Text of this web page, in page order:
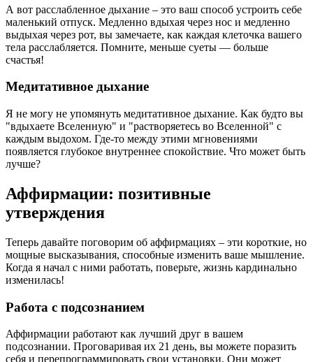
А вот расслабленное дыхание – это ваш способ устроить себе
маленький отпуск. Медленно вдыхая через нос и медленно
выдыхая через рот, вы замечаете, как каждая клеточка вашего
тела расслабляется. Помните, меньше суеты — больше
счастья!
Медитативное дыхание
Я не могу не упомянуть медитативное дыхание. Как будто вы
"вдыхаете Вселенную" и "растворяетесь во Вселенной" с
каждым выдохом. Где-то между этими мгновениями
появляется глубокое внутреннее спокойствие. Что может быть
лучше?
Аффирмации: позитивные
утверждения
Теперь давайте поговорим об аффирмациях – эти короткие, но
мощные высказывания, способные изменить ваше мышление.
Когда я начал с ними работать, поверьте, жизнь кардинально
изменилась!
Работа с подсознанием
Аффирмации работают как лучший друг в вашем
подсознании. Проговаривая их 21 день, вы можете поразить
себя и перепрограммировать свои установки. Они может